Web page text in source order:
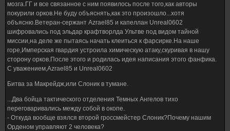
мозга.ГГ и все связанное с ним появилось после того,как авторы
покурили орков.Не буду объяснять,как это произошло...хотя
объясню.Ветеран-сержант Azrael85 и капеллан Unreal0602
шифровались под эльдар крафтворлда Ультве под видом тайной
миссии,на деле же пытаясь начать клеиться к фарсирке.На наше
горе,Имперская гвардия устроила химическую атаку,скуривая в нашу
сторону орков.После этого и родилась идея написания этого фанфика.
С уважением,Azrael85 и Unreal0602
Битва за Макрейдж,или Слоник в тумане.
...Два бойца тактического отделения Темных Ангелов тихо
переговаривались между собой в окопе.
- Откуда вообще взялся второй гроссмейстер Слоник?Почему нашим
Орденом управляют 2 человека?